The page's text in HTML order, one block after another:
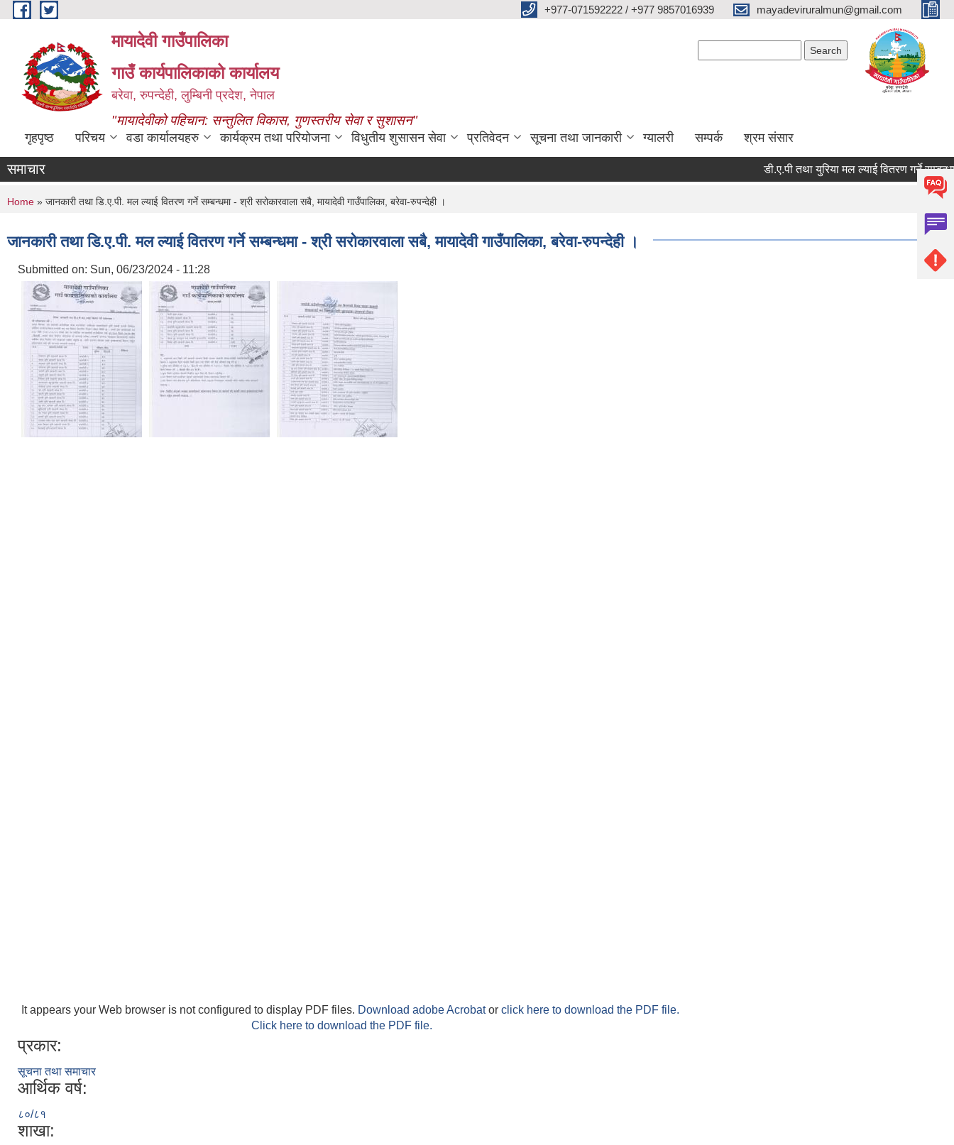
Skip to main content +977-071592222 / +977 9857016939 mayadeviruralmun@gmail.com
मायादेवी गाउँपालिका
गाउँ कार्यपालिकाको कार्यालय
बरेवा, रुपन्देही, लुम्बिनी प्रदेश, नेपाल
"मायादेवीको पहिचान: सन्तुलित विकास, गुणस्तरीय सेवा र सुशासन"
गृहपृष्ठ परिचय वडा कार्यालयहरु कार्यक्रम तथा परियोजना विधुतीय शुसासन सेवा प्रतिवेदन सूचना तथा जानकारी ग्यालरी सम्पर्क श्रम संसार
समाचार डी.ए.पी तथा युरिया मल ल्याई वितरण गर्ने सम्बन्धमा -
You are here
Home » जानकारी तथा डि.ए.पी. मल ल्याई वितरण गर्ने सम्बन्धमा - श्री सरोकारवाला सबै, मायादेवी गाउँपालिका, बरेवा-रुपन्देही ।
जानकारी तथा डि.ए.पी. मल ल्याई वितरण गर्ने सम्बन्धमा - श्री सरोकारवाला सबै, मायादेवी गाउँपालिका, बरेवा-रुपन्देही ।
Submitted on: Sun, 06/23/2024 - 11:28
It appears your Web browser is not configured to display PDF files. Download adobe Acrobator click here to download the PDF file.
Click here to download the PDF file.
प्रकार:
सूचना तथा समाचार
आर्थिक वर्ष:
८०/८१
शाखा: